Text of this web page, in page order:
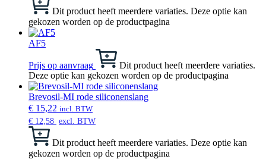
Dit product heeft meerdere variaties. Deze optie kan
gekozen worden op de productpagina
AF5
Prijs op aanvraag
Dit product heeft meerdere variaties.
Deze optie kan gekozen worden op de productpagina
Brevosil-MI rode siliconenslang
€ 15,22 incl. BTW
€ 12,58 excl. BTW
Dit product heeft meerdere variaties. Deze optie kan
gekozen worden op de productpagina